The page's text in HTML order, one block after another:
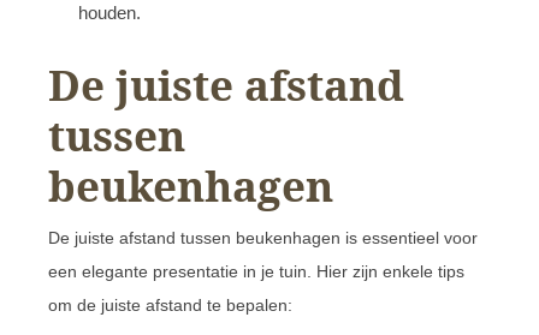
houden.
De juiste afstand
tussen
beukenhagen
De juiste afstand tussen beukenhagen is essentieel voor
een elegante presentatie in je tuin. Hier zijn enkele tips
om de juiste afstand te bepalen: